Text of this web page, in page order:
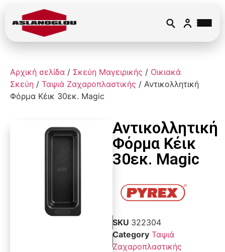
Αρχική σελίδα / Σκεύη Μαγειρικής / Οικιακά
Σκεύη / Ταψιά Ζαχαροπλαστικής / Αντικολλητική
Φόρμα Κέικ 30εκ. Magic
Αντικολλητική
Φόρμα Κέικ
30εκ. Magic
SKU 322304
Category Ταψιά
Ζαχαροπλαστικής